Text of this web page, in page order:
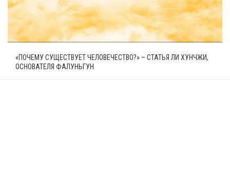
«ПОЧЕМУ СУЩЕСТВУЕТ ЧЕЛОВЕЧЕСТВО?» – СТАТЬЯ ЛИ ХУНЧЖИ,
ОСНОВАТЕЛЯ ФАЛУНЬГУН